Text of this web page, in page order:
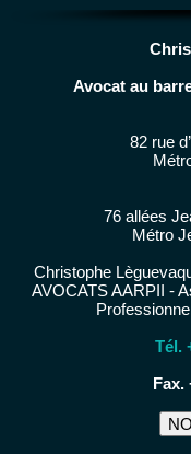
Avocat au
82 rue
76 allées
Métro
Christophe
AVOCATS AARPII -
Tél.
Fax.